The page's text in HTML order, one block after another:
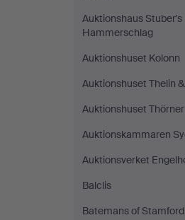
Auktionshaus Stuber's
Hammerschlag
Auktionshuset Kolonn
Auktionshuset Thelin
Auktionshuset
Auktionskammaren
Auktionsverket
Balclis
Batemans of Stamford